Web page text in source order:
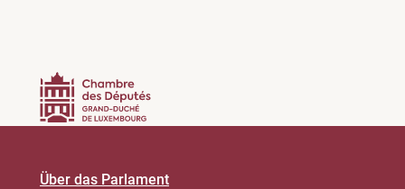
Über das Parlament